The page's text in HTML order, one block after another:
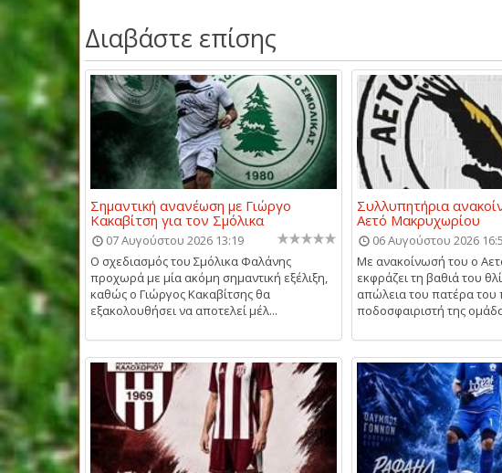
Διαβάστε επίσης
Σημαντική ανανέωση με Γιώργο
Κακαβίτση για τον Σμόλικα
07 Αυγούστου 2026 13:19
Ο σχεδιασμός του Σμόλικα Φαλάνης
προχωρά με μία ακόμη σημαντική εξέλιξη,
καθώς ο Γιώργος Κακαβίτσης θα
εξακολουθήσει να αποτελεί μέλ...
Συλλυπητήρια
Αετό Μακρυχωρίου
06 Αυγούστου 2026
Με ανακοίνωσή του ο
εκφράζει τη βαθιά του
απώλεια του πατέρα
ποδοσφαιριστή της